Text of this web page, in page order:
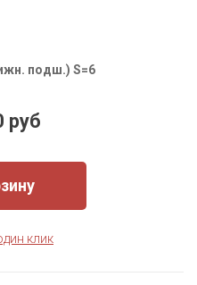
подш.) S=6
руб
клик